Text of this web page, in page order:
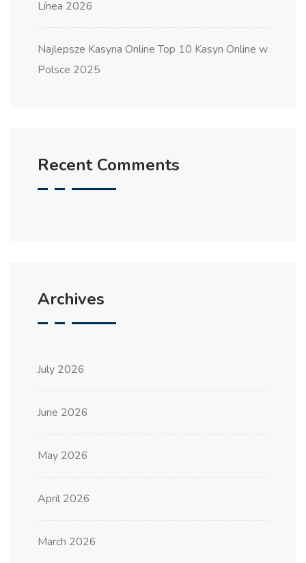
Línea 2026
Najlepsze Kasyna Online Top 10 Kasyn Online w
Polsce 2025
Recent Comments
Archives
July 2026
June 2026
May 2026
April 2026
March 2026